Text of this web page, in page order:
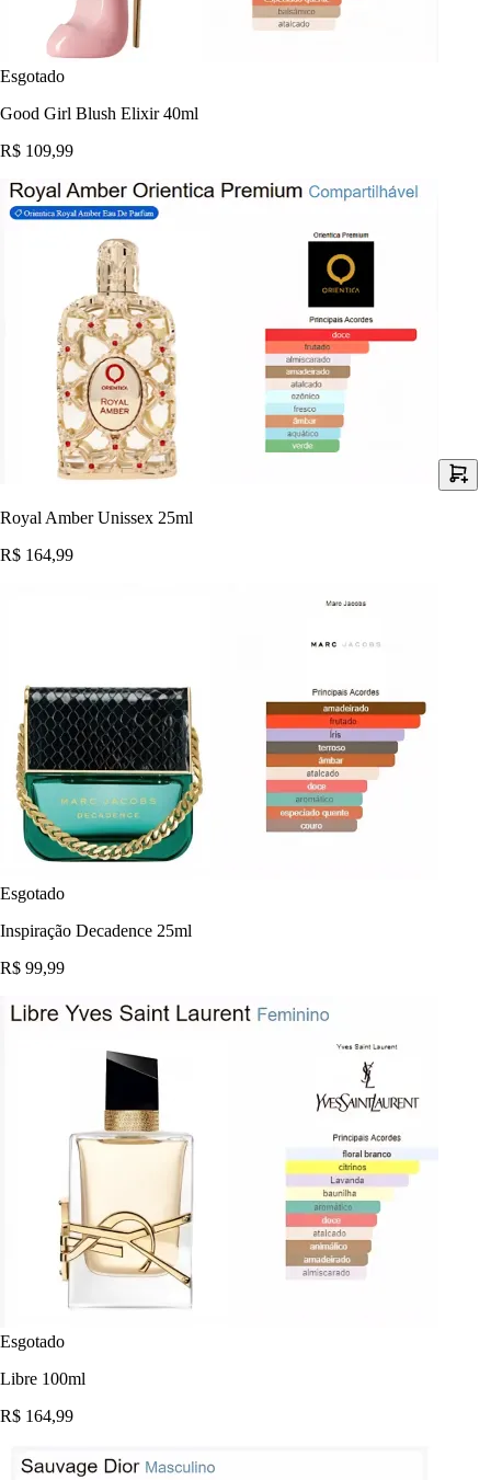
Esgotado
Good Girl Blush Elixir 40ml
R$ 109,99
Royal Amber Unissex 25ml
R$ 164,99
Esgotado
Inspiração Decadence 25ml
R$ 99,99
Esgotado
Libre 100ml
R$ 164,99